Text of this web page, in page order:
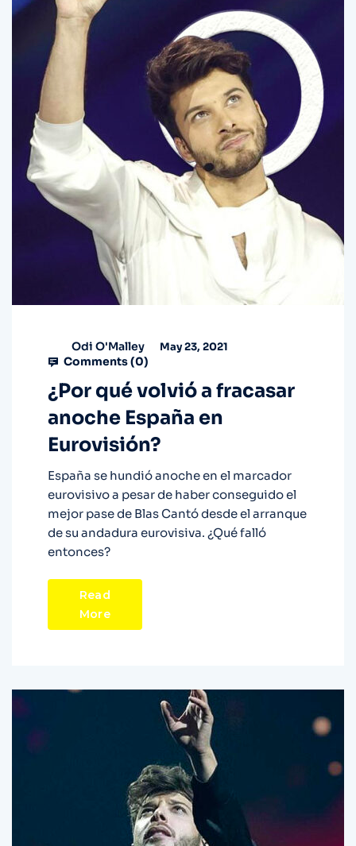
Odi O'Malley May 23, 2021
Comments (0)
¿Por qué volvió a fracasar
anoche España en
Eurovisión?
España se hundió anoche en el marcador
eurovisivo a pesar de haber conseguido el
mejor pase de Blas Cantó desde el arranque
de su andadura eurovisiva. ¿Qué falló
entonces?
Read
More